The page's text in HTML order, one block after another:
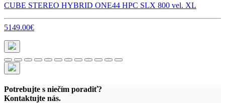
CUBE STEREO HYBRID ONE44 HPC SLX 800 vel. XL
5149.00€
Potrebujte s niečím poradiť?
Kontaktujte nás.